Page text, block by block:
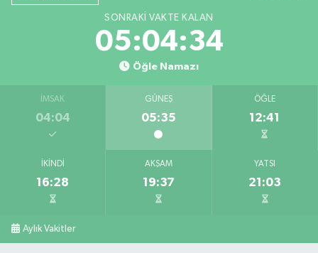
SONRAKI VAKTE KALAN
05:04:34
Öğle Namazı
İMSAK
04:04
GÜNEŞ
05:35
ÖĞLE
12:41
İKINDI
16:28
AKŞAM
19:37
YATSI
21:03
Aylık Vakitler